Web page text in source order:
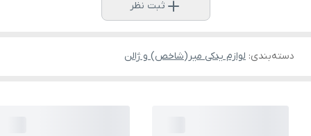
ثبت نظر
دسته‌بندی: لوازم یدکی میر(شاخص) و ژالن